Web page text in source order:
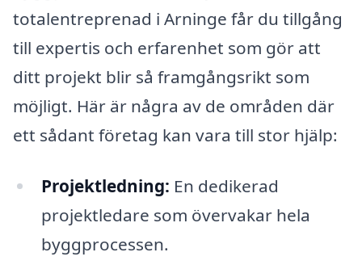
totalentreprenad i Arninge får du tillgång
till expertis och erfarenhet som gör att
ditt projekt blir så framgångsrikt som
möjligt. Här är några av de områden där
ett sådant företag kan vara till stor hjälp:
Projektledning: En dedikerad
projektledare som övervakar hela
byggprocessen.